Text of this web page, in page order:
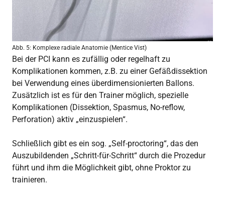
Abb. 5: Komplexe radiale Anatomie (Mentice Vist)
Bei der PCI kann es zufällig oder regelhaft zu
Komplikationen kommen, z.B. zu einer Gefäßdissektion
bei Verwendung eines überdimensionierten Ballons.
Zusätzlich ist es für den Trainer möglich, spezielle
Komplikationen (Dissektion, Spasmus, No-reflow,
Perforation) aktiv „einzuspielen“.
Schließlich gibt es ein sog. „Self-proctoring“, das den
Auszubildenden „Schritt-für-Schritt“ durch die Prozedur
führt und ihm die Möglichkeit gibt, ohne Proktor zu
trainieren.